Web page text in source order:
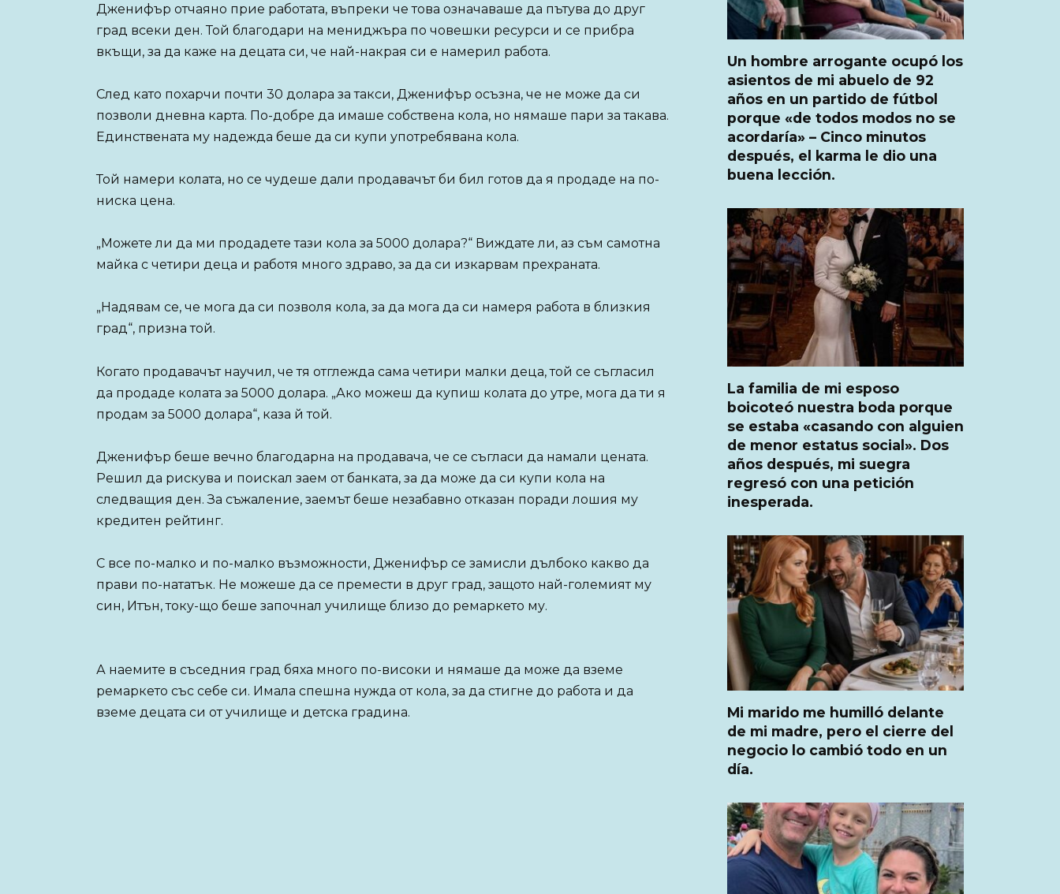
Дженифър отчаяно прие работата, въпреки че това означаваше да пътува до друг
град всеки ден. Той благодари на мениджъра по човешки ресурси и се прибра
вкъщи, за да каже на децата си, че най-накрая си е намерил работа.
След като похарчи почти 30 долара за такси, Дженифър осъзна, че не може да си
позволи дневна карта. По-добре да имаше собствена кола, но нямаше пари за такава.
Единствената му надежда беше да си купи употребявана кола.
Той намери колата, но се чудеше дали продавачът би бил готов да я продаде на по-
ниска цена.
„Можете ли да ми продадете тази кола за 5000 долара?“ Виждате ли, аз съм самотна
майка с четири деца и работя много здраво, за да си изкарвам прехраната.
„Надявам се, че мога да си позволя кола, за да мога да си намеря работа в близкия
град“, призна той.
Когато продавачът научил, че тя отглежда сама четири малки деца, той се съгласил
да продаде колата за 5000 долара. „Ако можеш да купиш колата до утре, мога да ти я
продам за 5000 долара“, каза й той.
Дженифър беше вечно благодарна на продавача, че се съгласи да намали цената.
Решил да рискува и поискал заем от банката, за да може да си купи кола на
следващия ден. За съжаление, заемът беше незабавно отказан поради лошия му
кредитен рейтинг.
С все по-малко и по-малко възможности, Дженифър се замисли дълбоко какво да
прави по-нататък. Не можеше да се премести в друг град, защото най-големият му
син, Итън, току-що беше започнал училище близо до ремаркето му.
А наемите в съседния град бяха много по-високи и нямаше да може да вземе
ремаркето със себе си. Имала спешна нужда от кола, за да стигне до работа и да
вземе децата си от училище и детска градина.
Un hombre arrogante ocupó los
asientos de mi abuelo de 92
años en un partido de fútbol
porque «de todos modos no se
acordaría» – Cinco minutos
después, el karma le dio una
buena lección.
La familia de mi esposo
boicoteó nuestra boda porque
se estaba «casando con alguien
de menor estatus social». Dos
años después, mi suegra
regresó con una petición
inesperada.
Mi marido me humilló delante
de mi madre, pero el cierre del
negocio lo cambió todo en un
día.